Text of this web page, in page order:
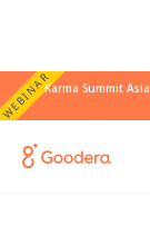
WEBINARKarma Summit